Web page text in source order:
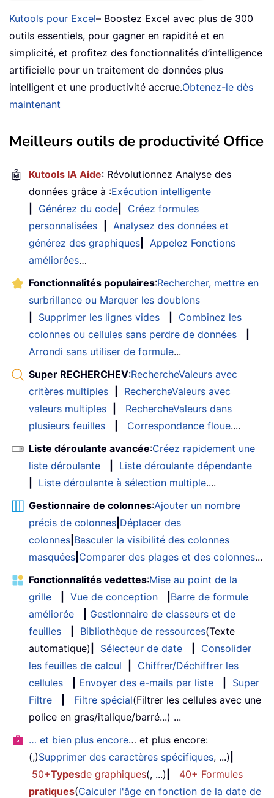
Kutools pour Excel– Boostez Excel avec plus de 300
outils essentiels, pour gagner en rapidité et en
simplicité, et profitez des fonctionnalités d’intelligence
artificielle pour un traitement de données plus
intelligent et une productivité accrue.Obtenez-le dès
maintenant
Meilleurs outils de productivité Office
🤖 Kutools IA Aide: Révolutionnez Analyse des
données grâce à :Exécution intelligente
Générez du code
Créez formules
personnalisées
Analysez des données et
générez des graphiques
Appelez Fonctions
améliorées…
Fonctionnalités populaires:Rechercher, mettre en
surbrillance ou Marquer les doublons
Supprimer les lignes vides
Combinez les
colonnes ou cellules sans perdre de données
Arrondi sans utiliser de formule...
Super RECHERCHEV:RechercheValeurs avec
critères multiples
RechercheValeurs avec
valeurs multiples
RechercheValeurs dans
plusieurs feuilles
Correspondance floue....
Liste déroulante avancée:Créez rapidement une
liste déroulante
Liste déroulante dépendante
Liste déroulante à sélection multiple....
Gestionnaire de colonnes:Ajouter un nombre
précis de colonnes Déplacer des
colonnes Basculer la visibilité des colonnes
masquées Comparer des plages et des colonnes...
Fonctionnalités vedettes:Mise au point de la
grille
Vue de conception
Barre de formule
améliorée
Gestionnaire de classeurs et de
feuilles
Bibliothèque de ressources(Texte
automatique)
Sélecteur de date
Consolider
les feuilles de calcul
Chiffrer/Déchiffrer les
cellules
Envoyer des e-mails par liste
Super
Filtre
Filtre spécial(Filtrer les cellules avec une
police en gras/italique/barré...) ...
… et bien plus encore… et plus encore:
(,)Supprimer des caractères spécifiques, ...)
50+Typesde graphiques(, ...)
40+ Formules
pratiques(Calculer l'âge en fonction de la date de